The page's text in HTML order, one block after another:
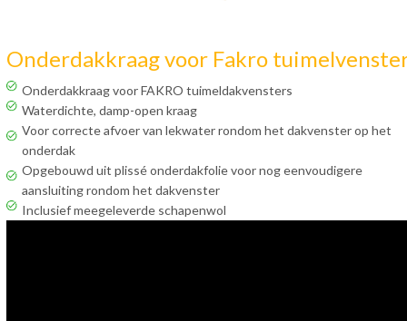
Onderdakkraag voor Fakro
Onderdakkraag voor FAKRO tuimeldakvensters
Waterdichte, damp-open kraag
Voor correcte afvoer van lekwater rondom het dakvenster op het
onderdak
Opgebouwd uit plissé onderdakfolie voor nog eenvoudigere
aansluiting rondom het dakvenster
Inclusief meegeleverde schapenwol